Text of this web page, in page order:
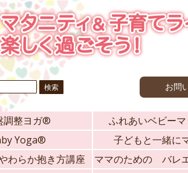
お問
調整ヨガ®
ふれあいベビー
Yoga®
子どもと一緒に
わらか抱き方講座
ママのための バレ